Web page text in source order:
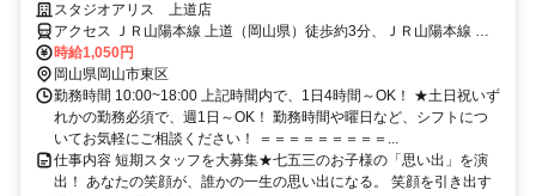
勤務必須で週1日、1日4h～OK！
スタジオアリス 上道店
アクセス ＪＲ山陽本線 上道（岡山県）徒歩約3分、ＪＲ山陽本線 東
岡山北口徒歩約40分、ＪＲ赤穂線 東岡山北口徒歩約40分 山陽本線 上
道駅より徒歩3分 ※250号線沿い
時給1,050円
岡山県岡山市東区
勤務時間 10:00~18:00 上記時間内で、1日4時間～OK！ ★土日祝いず
れかの勤務必須で、週1日～OK！ 勤務時間や曜日など、シフトにつ
いてお気軽にご相談ください！ ＝＝＝＝＝＝＝＝＝...
仕事内容 短期スタッフを大募集★七五三のお子様の「思い出」を演
出！ あなたの笑顔が、誰かの一生の思い出になる。 笑顔を引き出す